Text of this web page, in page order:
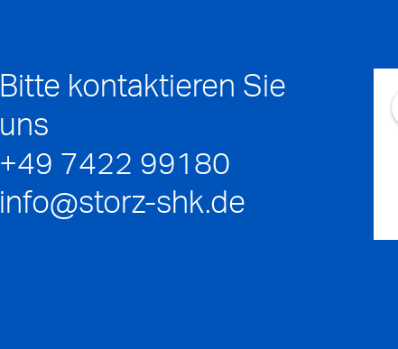
Bitte kontaktieren Sie
uns
+49 7422 99180
info@storz-shk.de